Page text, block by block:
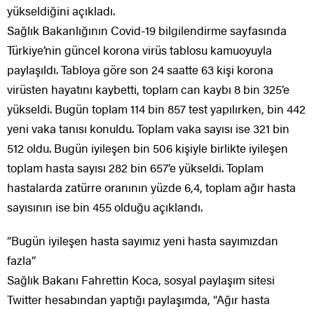
yükseldiğini açıkladı.
Sağlık Bakanlığının Covid-19 bilgilendirme sayfasında
Türkiye’nin güncel korona virüs tablosu kamuoyuyla
paylaşıldı. Tabloya göre son 24 saatte 63 kişi korona
virüsten hayatını kaybetti, toplam can kaybı 8 bin 325’e
yükseldi. Bugün toplam 114 bin 857 test yapılırken, bin 442
yeni vaka tanısı konuldu. Toplam vaka sayısı ise 321 bin
512 oldu. Bugün iyileşen bin 506 kişiyle birlikte iyileşen
toplam hasta sayısı 282 bin 657’e yükseldi. Toplam
hastalarda zatürre oranının yüzde 6,4, toplam ağır hasta
sayısının ise bin 455 olduğu açıklandı.
“Bugün iyileşen hasta sayımız yeni hasta sayımızdan
fazla”
Sağlık Bakanı Fahrettin Koca, sosyal paylaşım sitesi
Twitter hesabından yaptığı paylaşımda, “Ağır hasta